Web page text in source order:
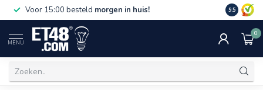
Voor 15:00 besteld morgen in huis! Gratis
€75,-.
9.5
MENU
0